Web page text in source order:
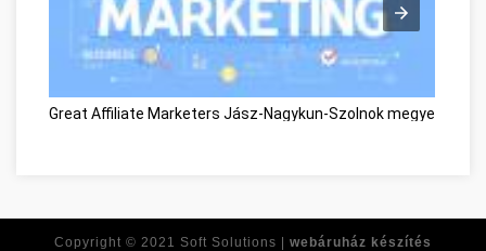
Great Affiliate Marketers Jász-Nagykun-Szolnok megye
Copyright © 2021 Soft Solutions | webáruház készítés